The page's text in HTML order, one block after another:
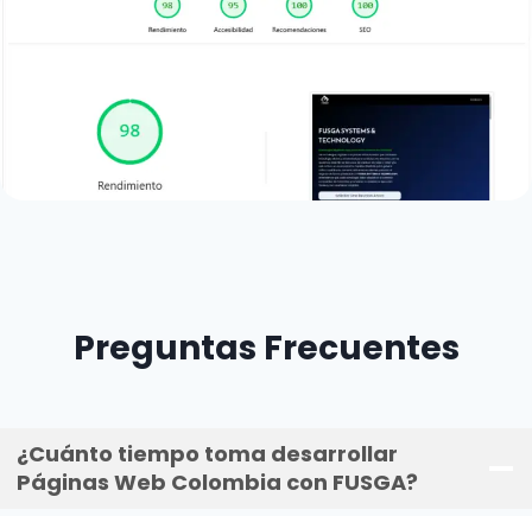
Preguntas Frecuentes
¿Cuánto tiempo toma desarrollar
Páginas Web Colombia con FUSGA?